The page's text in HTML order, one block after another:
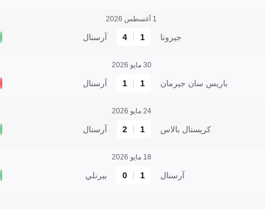
1 أغسطس 2026
جيرونا 1
4 آرسنال
30 مايو 2026
باريس سان جيرمان 1
1 آرسنال
24 مايو 2026
كريستال بالاس 1
2 آرسنال
18 مايو 2026
آرسنال 1
0 بيرنلي